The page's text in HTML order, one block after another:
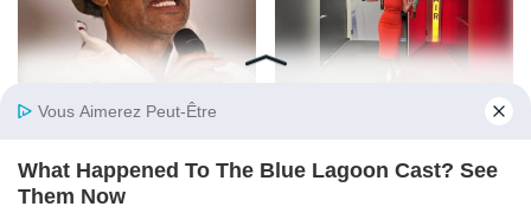
Yannick Noah se confie :
lance à fond dans le para-
tennis
aux critiques